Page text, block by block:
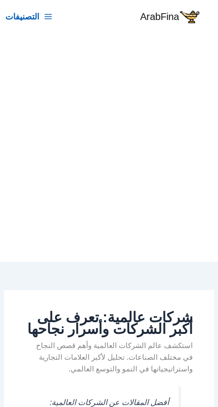
ArabFina التصنيفات
شركات عالمية: تعرف على
أكبر الشركات وأسرار نجاحها
استكشف عالم الشركات العالمية وأهم قصص النجاح
في مختلف الصناعات. تحليل لأكبر العلامات التجارية
واستراتيجياتها في النمو والتوسع العالمي.
أفضل المقالات عن الشركات العالمية: